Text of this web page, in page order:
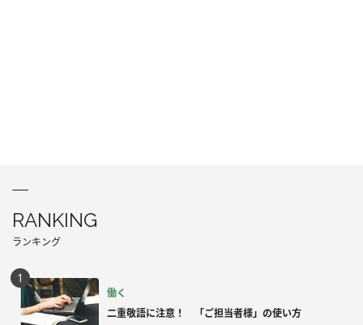
RANKING
ランキング
働く
二重敬語に注意！ 「ご担当者様」の使い方